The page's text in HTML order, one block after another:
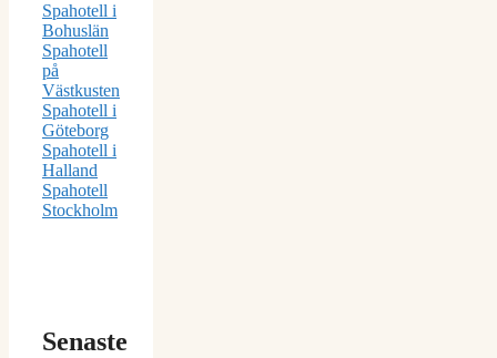
Spahotell i
Bohuslän
Spahotell
på
Västkusten
Spahotell i
Göteborg
Spahotell i
Halland
Spahotell
Stockholm
Senaste